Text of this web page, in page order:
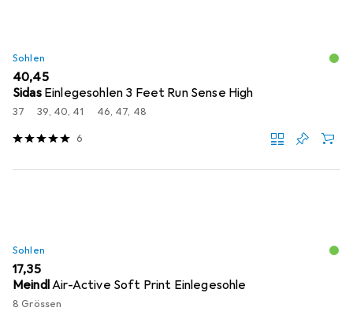
Sohlen
EUR
40,45
Sidas Einlegesohlen 3 Feet Run Sense High
37 39, 40, 41 46, 47, 48
6
Sohlen
EUR
17,35
MeindlAir-Active Soft Print Einlegesohle
8 Grössen